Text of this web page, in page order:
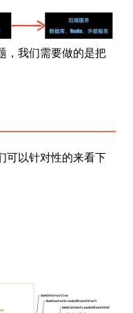
，我们需要做的是把
可以针对性的来看下